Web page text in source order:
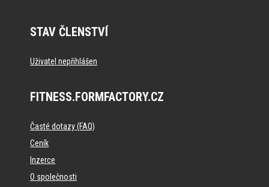
STAV ČLENSTVÍ
Uživatel nepřihlášen
FITNESS.FORMFACTORY.CZ
Časté dotazy (FAQ)
Ceník
Inzerce
O společnosti